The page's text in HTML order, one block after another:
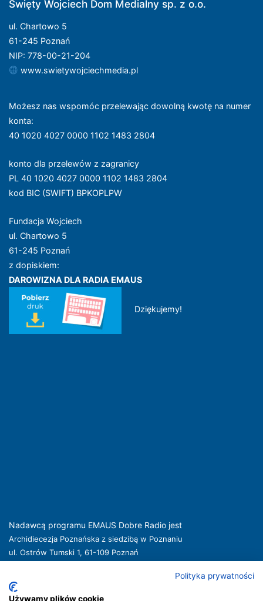
Święty Wojciech Dom Medialny sp. z o.o.
ul. Chartowo 5
61-245 Poznań
NIP: 778-00-21-204
www.swietywojciechmedia.pl
Możesz nas wspomóc przelewając dowolną kwotę na numer
konta:
40 1020 4027 0000 1102 1483 2804
konto dla przelewów z zagranicy
PL 40 1020 4027 0000 1102 1483 2804
kod BIC (SWIFT) BPKOPLPW
Fundacja Wojciech
ul. Chartowo 5
61-245 Poznań
z dopiskiem:
DAROWIZNA DLA RADIA EMAUS
Dziękujemy!
Nadawcą programu EMAUS Dobre Radio jest
Archidiecezja Poznańska z siedzibą w Poznaniu
ul. Ostrów Tumski 1, 61-109 Poznań
Nadawca oferuje usługi medialne obejmujące rozpowszechnianie programu
radiowego pod nazwą EMAUS Dobre Radio oraz prowadzenie portalu
Polityka prywatności
Używamy plików cookie